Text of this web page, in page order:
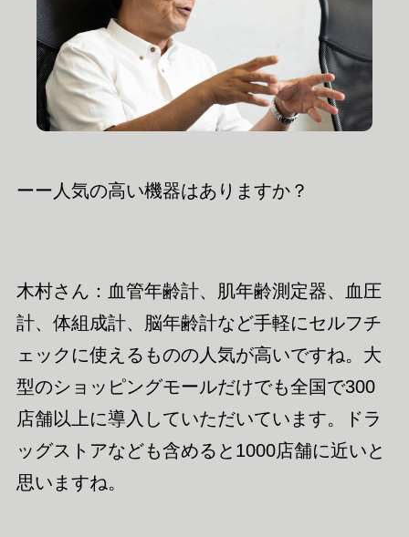
ーー人気の高い機器はありますか？
木村さん：血管年齢計、肌年齢測定器、血圧
計、体組成計、脳年齢計など手軽にセルフチ
ェックに使えるものの人気が高いですね。 大
型のショッピングモールだけでも全国で300
店舗以上に導入していただいています。ドラ
ッグストアなども含めると1000店舗に近いと
思いますね。